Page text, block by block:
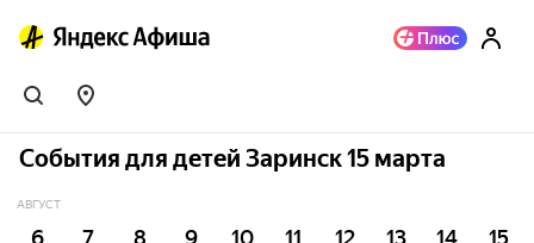
События для детей Заринск 15 марта
АВГУСТ
6 7 8 9 10 11 12 13 14 15